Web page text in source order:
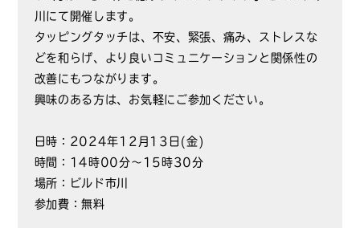
川にて開催します。
タッピングタッチは、不安、緊張、痛み、ストレスな
どを和らげ、より良いコミュニケーションと関係性の
改善にもつながります。
興味のある方は、お気軽にご参加ください。
日時：2024年12月13日(金)
時間：14時00分～15時30分
場所：ビルド市川
参加費：無料